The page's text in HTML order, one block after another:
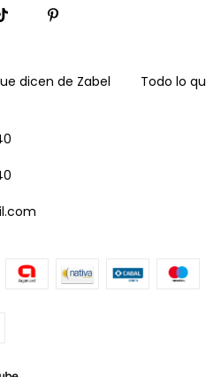
dicen de Zabel Todo lo